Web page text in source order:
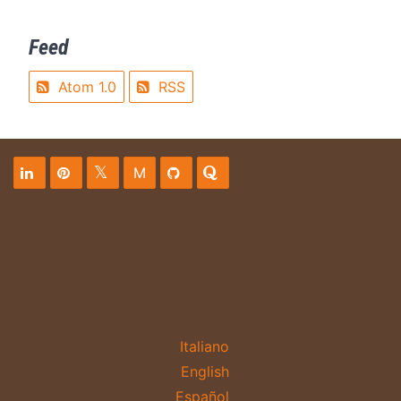
Feed
Atom 1.0 RSS
M
Italiano
English
Español